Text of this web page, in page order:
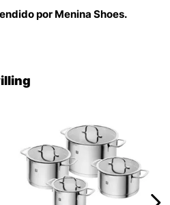
por Menina Shoes.